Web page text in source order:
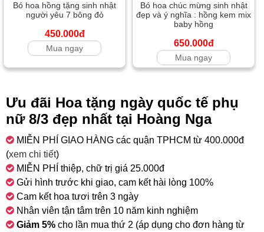
Bó hoa hồng tặng sinh nhật
người yêu 7 bông đỏ
450.000đ
Mua ngay
Bó hoa chúc mừng sinh nhật
đẹp và ý nghĩa : hồng kem mix
baby hồng
650.000đ
Mua ngay
Ưu đãi Hoa tặng ngày quốc tế phụ
nữ 8/3 đẹp nhất tại Hoàng Nga
MIỄN PHÍ GIAO HÀNG các quận TPHCM từ 400.000đ
(xem chi tiết)
MIỄN PHÍ thiệp, chữ trị giá 25.000đ
Gửi hình trước khi giao, cam kết hài lòng 100%
Cam kết hoa tươi trên 3 ngày
Nhân viên tận tâm trên 10 năm kinh nghiệm
Giảm 5% cho lần mua thứ 2 (áp dụng cho đơn hàng từ